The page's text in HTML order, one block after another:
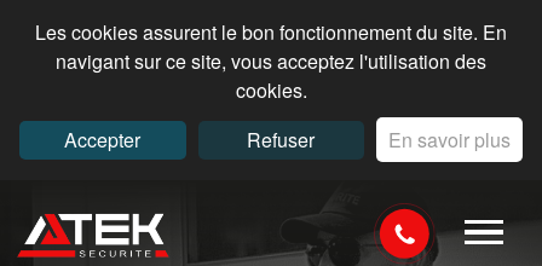
Les cookies assurent le bon fonctionnement du site. En
navigant sur ce site, vous acceptez l'utilisation des
cookies.
Accepter
Refuser En savoir plus